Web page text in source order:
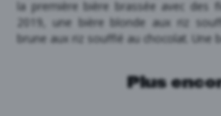
la première bière brassée avec des
2019, une bière blonde aux riz
brune aux riz soufflé au chocolat. Une
Plus